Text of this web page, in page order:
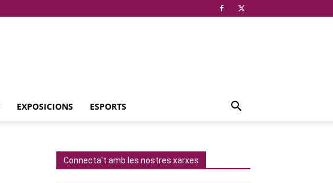
EXPOSICIONS ESPORTS
Connecta't amb les nostres xarxes